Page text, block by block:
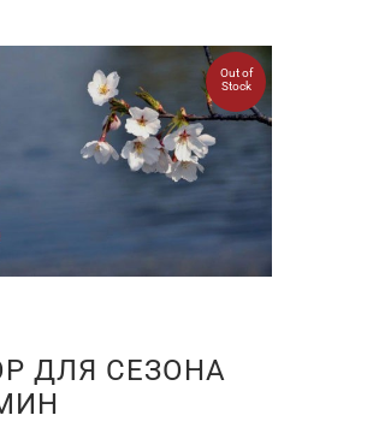
Out of
Stock
ДЛЯ СЕЗОНА